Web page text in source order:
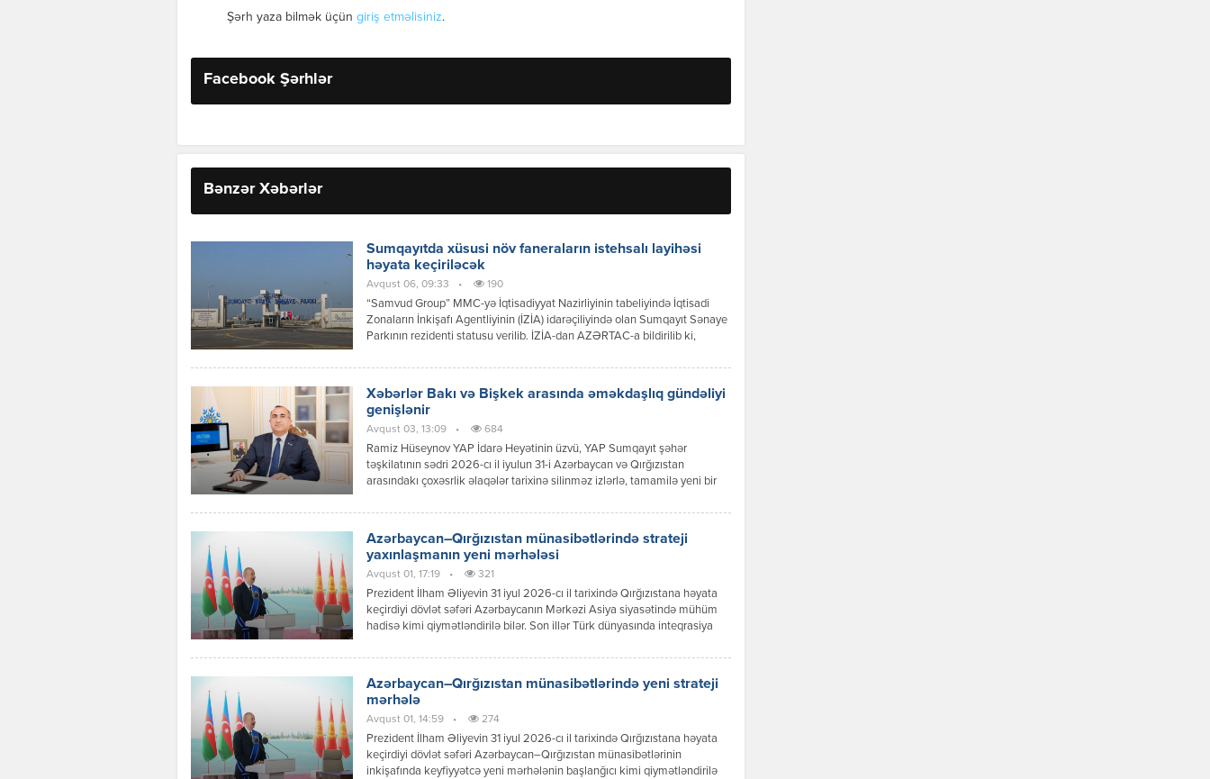
Şərh yaza bilmək üçün giriş etməlisiniz.
Facebook Şərhlər
Bənzər Xəbərlər
Sumqayıtda xüsusi növ faneraların istehsalı layihəsi
həyata keçiriləcək
Avqust 06, 09:33 • 190
“Samvud Group” MMC-yə İqtisadiyyat Nazirliyinin tabeliyində İqtisadi
Zonaların İnkişafı Agentliyinin (İZİA) idarəçiliyində olan Sumqayıt Sənaye
Parkının rezidenti statusu verilib. İZİA-dan AZƏRTAC-a bildirilib ki,
layihəsi çərçivəsində 100-dən çox iş yerinin yaradılması nəzərdə tutulur.
Xəbərlər Bakı və Bişkek arasında əməkdaşlıq gündəliyi
genişlənir
Avqust 03, 13:09 • 684
Ramiz Hüseynov YAP İdarə Heyətinin üzvü, YAP Sumqayıt şəhər
təşkilatının sədri 2026-cı il iyulun 31-i Azərbaycan və Qırğızıstan
arasındakı çoxəsrlik əlaqələr tarixinə silinməz izlərlə, tamamilə yeni bir
Azərbaycan Respublikasının Prezidenti İlham Əliyevin Qırğız
qaydalarının icrası deyildi; bu, ortaq köklərə, […]
Azərbaycan–Qırğızıstan münasibətlərində strateji
yaxınlaşmanın yeni mərhələsi
Avqust 01, 17:19 • 321
Prezident İlham Əliyevin 31 iyul 2026-cı il tarixində Qırğızıstana həyata
keçirdiyi dövlət səfəri Azərbaycanın Mərkəzi Asiya siyasətində mühüm
hadisə kimi qiymətləndirilə bilər. Son illər Türk dünyasında inteqrasiya
münasibətlər də yeni məzmun qazanır. Dövlət başçılarının görüşü zamanı
dialoqu […]
Azərbaycan–Qırğızıstan münasibətlərində yeni strateji
mərhələ
Avqust 01, 14:59 • 274
Prezident İlham Əliyevin 31 iyul 2026-cı il tarixində Qırğızıstana həyata
keçirdiyi dövlət səfəri Azərbaycan–Qırğızıstan münasibətlərinin
inkişafında keyfiyyətcə yeni mərhələnin başlanğıcı kimi qiymətləndirilə